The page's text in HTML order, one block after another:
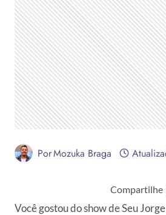
PorMozuka Braga
Compartilhe
Você gostou do show de Seu